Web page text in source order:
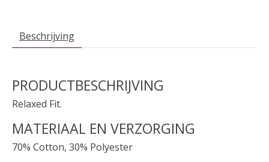
Beschrijving
PRODUCTBESCHRIJVING
Relaxed Fit.
MATERIAAL EN VERZORGING
70% Cotton, 30% Polyester